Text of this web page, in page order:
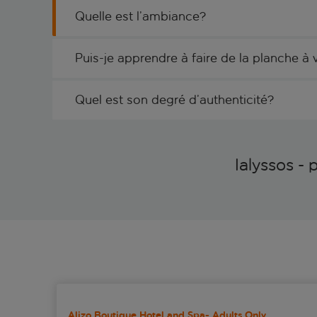
Quelle est l’ambiance?
Puis-je apprendre à faire de la planche à
Quel est son degré d’authenticité?
Ialyssos -